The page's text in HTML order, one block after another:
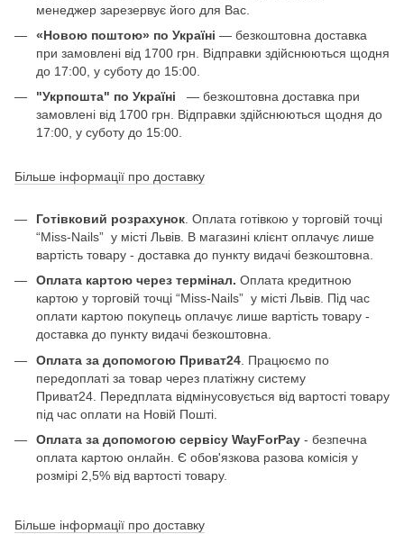
менеджер зарезервує його для Вас.
«Новою поштою» по Україні — безкоштовна доставка
при замовлені від 1700 грн. Відправки здійснюються щодня
до 17:00, у суботу до 15:00.
"Укрпошта" по Україні
— безкоштовна доставка при
замовлені від 1700 грн. Відправки здійснюються щодня до
17:00, у суботу до 15:00.
Більше інформації про доставку
Готівковий розрахунок . Оплата готівкою у торговій точці
“Miss-Nails” у місті Львів. В магазині клієнт оплачує лише
вартість товару - доставка до пункту видачі безкоштовна.
Оплата картою через термінал. Оплата кредитною
картою у торговій точці “Miss-Nails” у місті Львів. Під час
оплати картою покупець оплачує лише вартість товару -
доставка до пункту видачі безкоштовна.
Оплата за допомогою Приват24 . Працюємо по
передоплаті за товар через платіжну систему
Приват24. Передплата відмінусовується від вартості товару
під час оплати на Новій Пошті.
Оплата за допомогою сервісу WayForPay - безпечна
оплата картою онлайн. Є обов'язкова разова комісія у
розмірі 2,5% від вартості товару.
Більше інформації про доставку